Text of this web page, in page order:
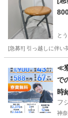
と
[急募‼️] 引っ越しに伴い
≪
で
時
フ
神